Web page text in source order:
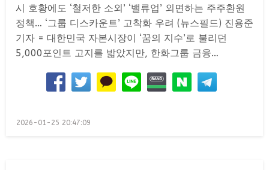
시 호황에도 ‘철저한 소외’ ‘밸류업’ 외면하는 주주환원
정책… ‘그룹 디스카운트’ 고착화 우려 (뉴스필드) 진용준
기자 = 대한민국 자본시장이 ‘꿈의 지수’로 불리던
5,000포인트 고지를 밟았지만, 한화그룹 금융…
Posted
2026-01-25 20:47:09